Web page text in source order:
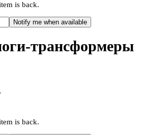
is back.
Notify me when available
трансформеры
is back.